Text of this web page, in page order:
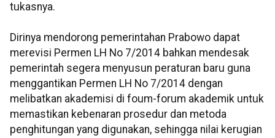
tukasnya.
Dirinya mendorong pemerintahan Prabowo dapat
merevisi Permen LH No 7/2014 bahkan mendesak
pemerintah segera menyusun peraturan baru guna
menggantikan Permen LH No 7/2014 dengan
melibatkan akademisi di foum-forum akademik untuk
memastikan kebenaran prosedur dan metoda
penghitungan yang digunakan, sehingga nilai kerugian